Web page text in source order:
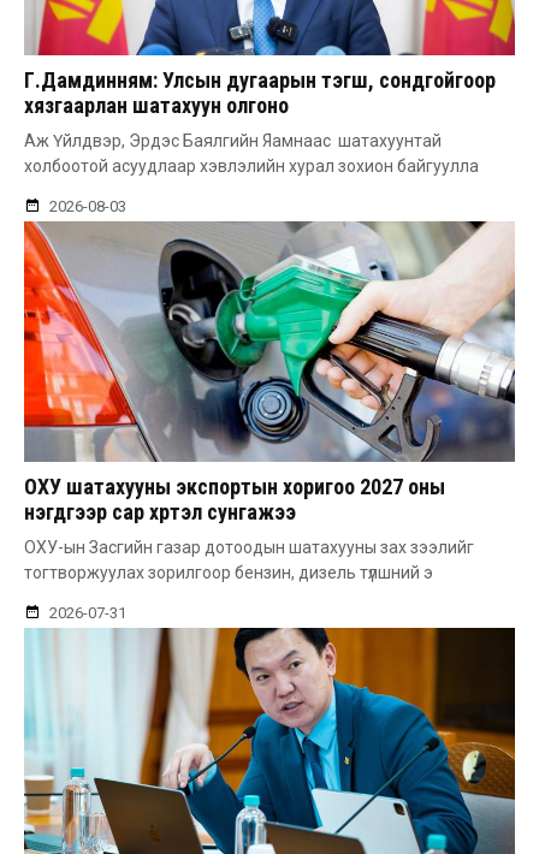
Г.Дамдинням: Улсын дугаарын тэгш, сондгойгоор
хязгаарлан шатахуун олгоно
Аж Үйлдвэр, Эрдэс Баялгийн Яамнаас шатахуунтай
холбоотой асуудлаар хэвлэлийн хурал зохион байгуулла
2026-08-03
ОХУ шатахууны экспортын хоригоо 2027 оны
нэгдүгээр сар хүртэл сунгажээ
ОХУ-ын Засгийн газар дотоодын шатахууны зах зээлийг
тогтворжуулах зорилгоор бензин, дизель түлшний э
2026-07-31